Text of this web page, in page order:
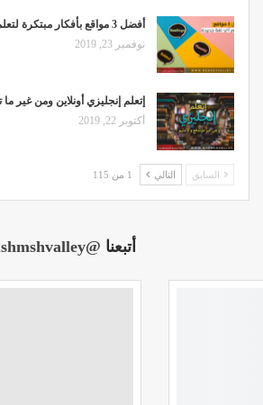
أفضل 3 مواقع بأفكار مبتكرة لتعلم أي لغة جديدة
نوفمبر 23, 2019
إتعلم إنجليزي أونلاين ومن غير ما
أكتوبر 22, 2019
السابق التالي 1 من 115
أتبعنا @mshmshvalley